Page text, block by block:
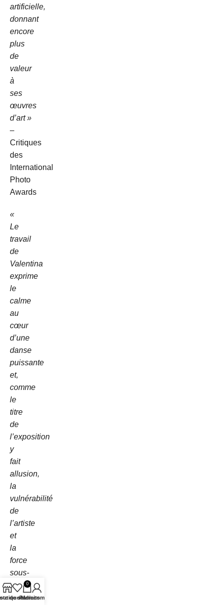
artificielle,
donnant
encore
plus
de
valeur
à
ses
œuvres
d’art »
–
Critiques
des
International
Photo
Awards
«
Le
travail
de
Valentina
exprime
le
calme
au
cœur
d’une
danse
puissante
et,
comme
le
titre
de
l’exposition
y
fait
allusion,
la
vulnérabilité
de
l’artiste
et
la
force
sous-
jacente
à
de souhaits
0
Panier
Mon compte